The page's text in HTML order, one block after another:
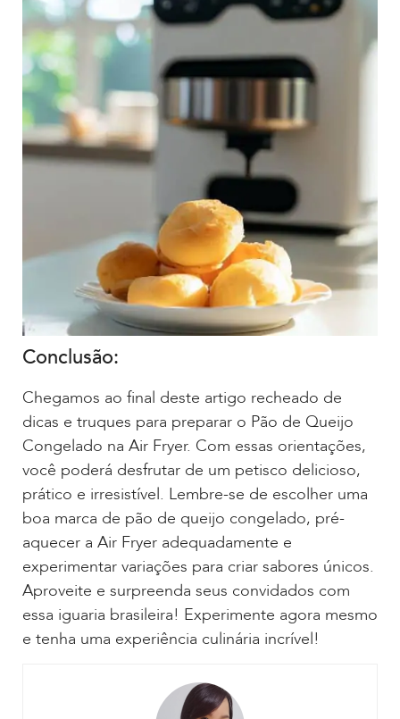
Conclusão:
Chegamos ao final deste artigo recheado de
dicas e truques para preparar o Pão de Queijo
Congelado na Air Fryer. Com essas orientações,
você poderá desfrutar de um petisco delicioso,
prático e irresistível. Lembre-se de escolher uma
boa marca de pão de queijo congelado, pré-
aquecer a Air Fryer adequadamente e
experimentar variações para criar sabores únicos.
Aproveite e surpreenda seus convidados com
essa iguaria brasileira! Experimente agora mesmo
e tenha uma experiência culinária incrível!